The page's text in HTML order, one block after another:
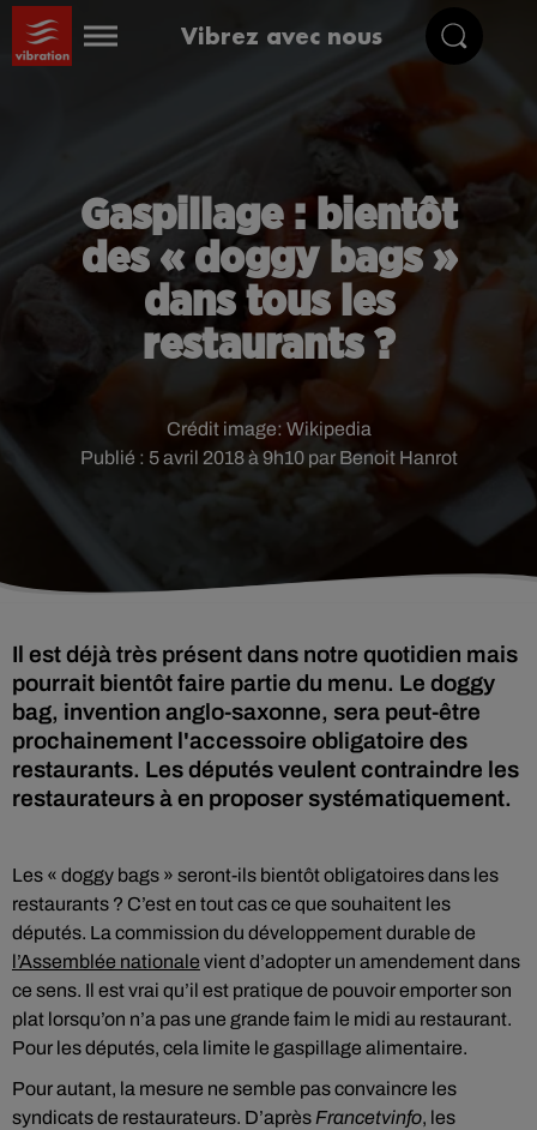
Vibrez avec nous
Gaspillage : bientôt
des « doggy bags »
dans tous les
restaurants ?
Publié : 5 avril 2018 à 9h10 par Benoit Hanrot
Crédit image: Wikipedia
Il est déjà très présent dans notre quotidien mais
pourrait bientôt faire partie du menu. Le doggy
bag, invention anglo-saxonne, sera peut-être
prochainement l'accessoire obligatoire des
restaurants. Les députés veulent contraindre les
restaurateurs à en proposer systématiquement.
Les « doggy bags » seront-ils bientôt obligatoires dans les
restaurants ? C’est en tout cas ce que souhaitent les
députés. La commission du développement durable de
l’Assemblée nationale vient d’adopter un amendement dans
ce sens. Il est vrai qu’il est pratique de pouvoir emporter son
plat lorsqu’on n’a pas une grande faim le midi au restaurant.
Pour les députés, cela limite le gaspillage alimentaire.
Pour autant, la mesure ne semble pas convaincre les
syndicats de restaurateurs. D’après Francetvinfo, les